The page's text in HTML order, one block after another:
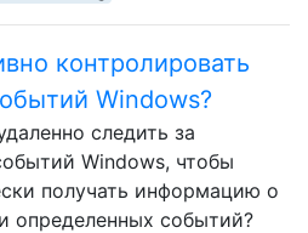
контролировать
Windows?
следить за
Windows, чтобы
получать информацию о
определенных событий?